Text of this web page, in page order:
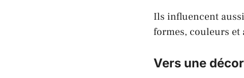
Ils influencent
formes, couleurs et
Vers une